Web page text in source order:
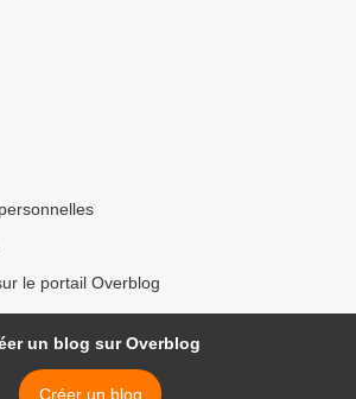
le portail Overblog
un blog sur Overblog
Créer un blog